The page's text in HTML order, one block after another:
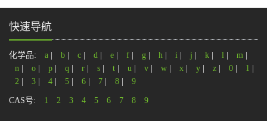
快速导航
化学品: a b c d e f g h i j k l m
n
o p q r s t u v w x y z 0 1
2
3 4 5 6 7 8 9
CAS号: 1 2 3 4 5 6 7 8 9